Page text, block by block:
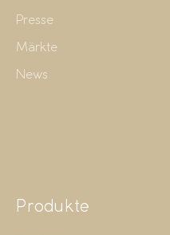
Presse
Märkte
News
Produkte